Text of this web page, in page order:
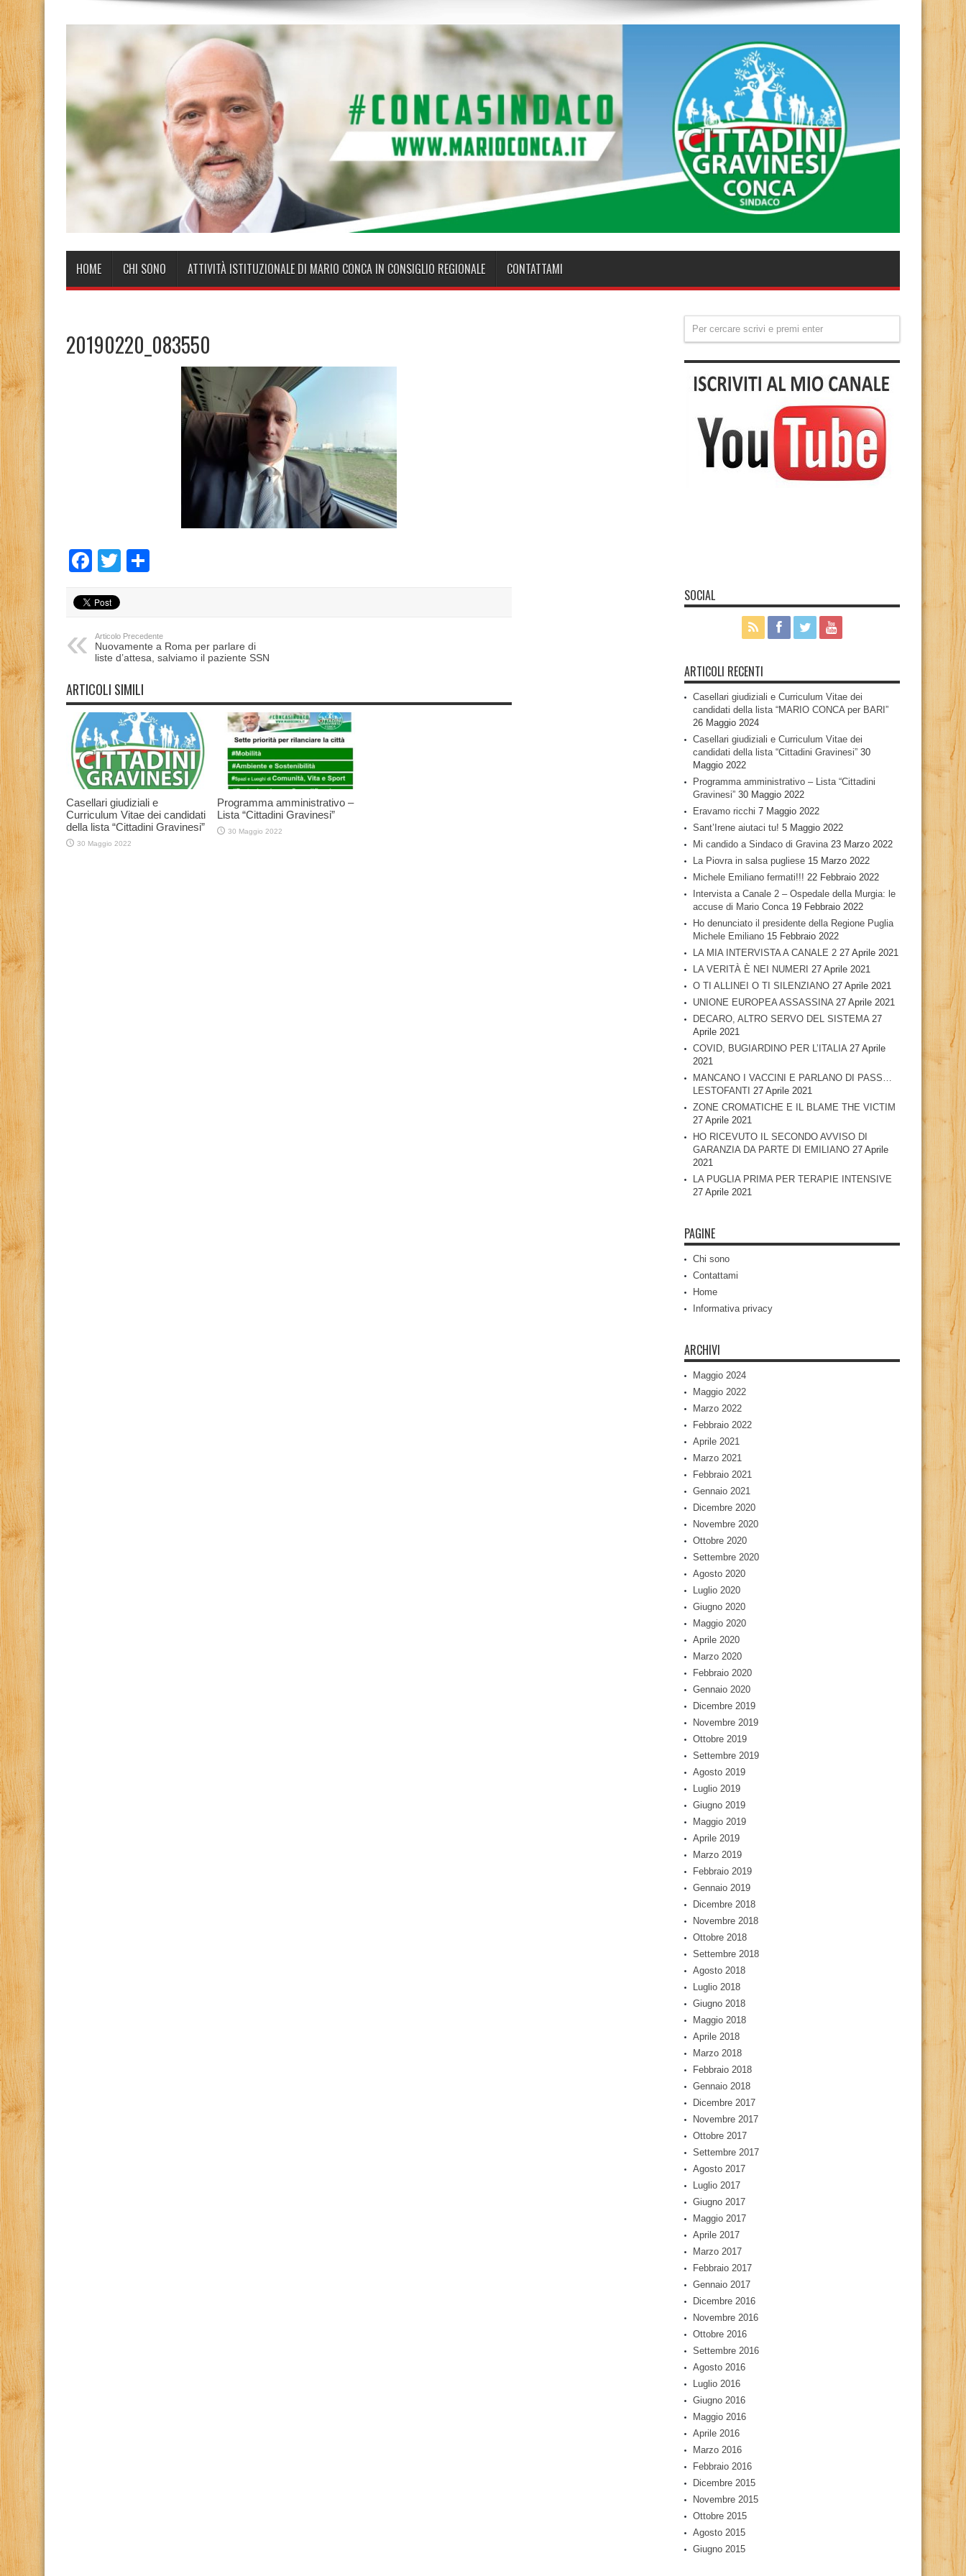
HOME CHI SONO ATTIVITÀ ISTITUZIONALE DI MARIO CONCA IN CONSIGLIO REGIONALE CONTATTAMI
20190220_083550
Facebook
Twitter
Articolo Precedente
Nuovamente a Roma per parlare di
liste d’attesa, salviamo il paziente SSN
ARTICOLI SIMILI
Casellari giudiziali e
Curriculum Vitae dei candidati
della lista “Cittadini Gravinesi”
30 Maggio 2022
Programma amministrativo –
Lista “Cittadini Gravinesi”
30 Maggio 2022
SOCIAL
ARTICOLI RECENTI
Casellari giudiziali e Curriculum Vitae dei
candidati della lista “MARIO CONCA per BARI”
26 Maggio 2024
Casellari giudiziali e Curriculum Vitae dei
candidati della lista “Cittadini Gravinesi” 30
Maggio 2022
Programma amministrativo – Lista “Cittadini
Gravinesi” 30 Maggio 2022
Eravamo ricchi 7 Maggio 2022
Sant’Irene aiutaci tu! 5 Maggio 2022
Mi candido a Sindaco di Gravina 23 Marzo 2022
La Piovra in salsa pugliese 15 Marzo 2022
Michele Emiliano fermati!!! 22 Febbraio 2022
Intervista a Canale 2 – Ospedale della Murgia: le
accuse di Mario Conca 19 Febbraio 2022
Ho denunciato il presidente della Regione Puglia
Michele Emiliano 15 Febbraio 2022
LA MIA INTERVISTA A CANALE 2 27 Aprile 2021
LA VERITÀ È NEI NUMERI 27 Aprile 2021
O TI ALLINEI O TI SILENZIANO 27 Aprile 2021
UNIONE EUROPEA ASSASSINA 27 Aprile 2021
DECARO, ALTRO SERVO DEL SISTEMA 27
Aprile 2021
COVID, BUGIARDINO PER L’ITALIA 27 Aprile
2021
MANCANO I VACCINI E PARLANO DI PASS…
LESTOFANTI 27 Aprile 2021
ZONE CROMATICHE E IL BLAME THE VICTIM
27 Aprile 2021
HO RICEVUTO IL SECONDO AVVISO DI
GARANZIA DA PARTE DI EMILIANO 27 Aprile
2021
LA PUGLIA PRIMA PER TERAPIE INTENSIVE
27 Aprile 2021
PAGINE
Chi sono
Contattami
Home
Informativa privacy
ARCHIVI
Maggio 2024
Maggio 2022
Marzo 2022
Febbraio 2022
Aprile 2021
Marzo 2021
Febbraio 2021
Gennaio 2021
Dicembre 2020
Novembre 2020
Ottobre 2020
Settembre 2020
Agosto 2020
Luglio 2020
Giugno 2020
Maggio 2020
Aprile 2020
Marzo 2020
Febbraio 2020
Gennaio 2020
Dicembre 2019
Novembre 2019
Ottobre 2019
Settembre 2019
Agosto 2019
Luglio 2019
Giugno 2019
Maggio 2019
Aprile 2019
Marzo 2019
Febbraio 2019
Gennaio 2019
Dicembre 2018
Novembre 2018
Ottobre 2018
Settembre 2018
Agosto 2018
Luglio 2018
Giugno 2018
Maggio 2018
Aprile 2018
Marzo 2018
Febbraio 2018
Gennaio 2018
Dicembre 2017
Novembre 2017
Ottobre 2017
Settembre 2017
Agosto 2017
Luglio 2017
Giugno 2017
Maggio 2017
Aprile 2017
Marzo 2017
Febbraio 2017
Gennaio 2017
Dicembre 2016
Novembre 2016
Ottobre 2016
Settembre 2016
Agosto 2016
Luglio 2016
Giugno 2016
Maggio 2016
Aprile 2016
Marzo 2016
Febbraio 2016
Dicembre 2015
Novembre 2015
Ottobre 2015
Agosto 2015
Giugno 2015